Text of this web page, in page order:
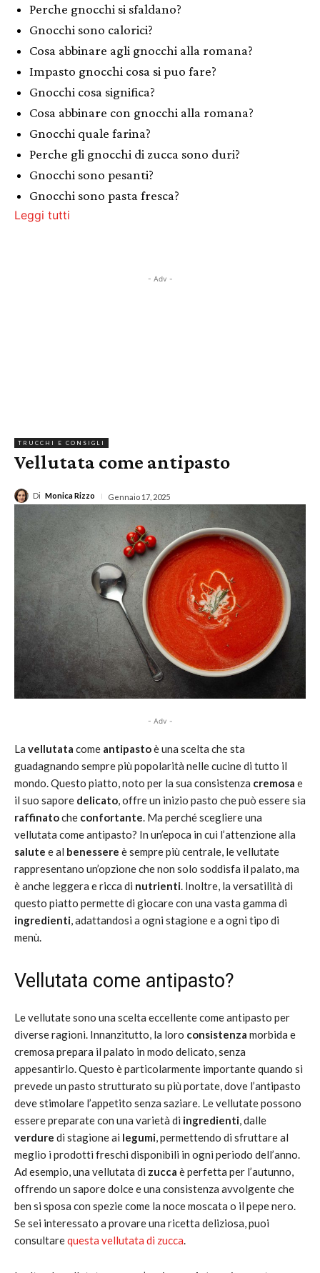
Perche gnocchi si sfaldano?
Gnocchi sono calorici?
Cosa abbinare agli gnocchi alla romana?
Impasto gnocchi cosa si puo fare?
Gnocchi cosa significa?
Cosa abbinare con gnocchi alla romana?
Gnocchi quale farina?
Perche gli gnocchi di zucca sono duri?
Gnocchi sono pesanti?
Gnocchi sono pasta fresca?
Leggi tutti
- Adv -